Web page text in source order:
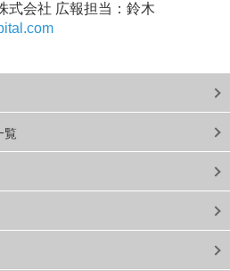
覧
式会社 広報担当：鈴木